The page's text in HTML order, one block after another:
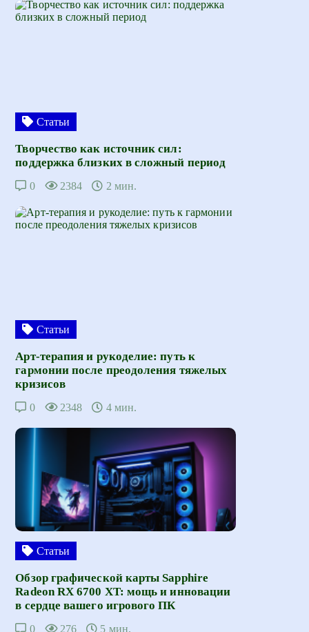
Статьи
Творчество как источник сил:
поддержка близких в сложный период
0 2384 2 мин.
Статьи
Арт-терапия и рукоделие: путь к
гармонии после преодоления тяжелых
кризисов
0 2348 4 мин.
Статьи
Обзор графической карты Sapphire
Radeon RX 6700 XT: мощь и инновации
в сердце вашего игрового ПК
0 276 5 мин.